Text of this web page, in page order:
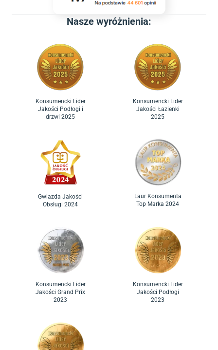
Nasze wyróżnienia:
Konsumencki Lider
Jakości Podłogi i
drzwi 2025
Konsumencki Lider
Jakości Łazienki
2025
Gwiazda Jakości
Obsługi 2024
Laur Konsumenta
Top Marka 2024
Konsumencki Lider
Jakości Grand Prix
2023
Konsumencki Lider
Jakości Podłogi
2023